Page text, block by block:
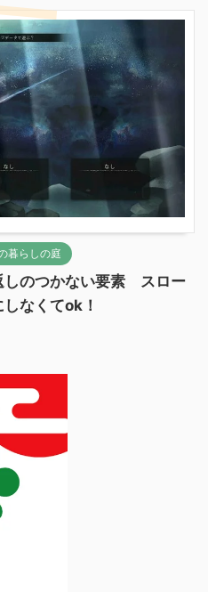
暮らしの庭
しのつかない要素 スロー
なくてok！